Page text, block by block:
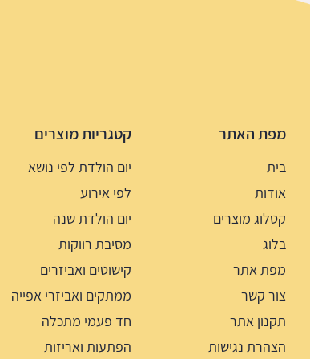
מפת האתר
בית
אודות
קטלוג מוצרים
בלוג
מפת אתר
צור קשר
תקנון אתר
הצהרת נגישות
קטגריות מוצרים
יום הולדת לפי נושא
לפי אירוע
יום הולדת שנה
מסיבת רווקות
קישוטים ואביזרים
ממתקים ואביזרי אפייה
חד פעמי מתכלה
הפתעות ואריזות